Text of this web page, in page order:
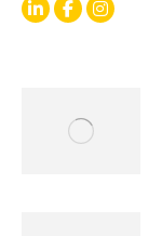
LinkedinFacebookInstagram